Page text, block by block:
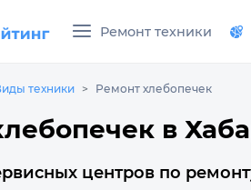
Ремонт техники
техники Ремонт хлебопечек
в
центров по